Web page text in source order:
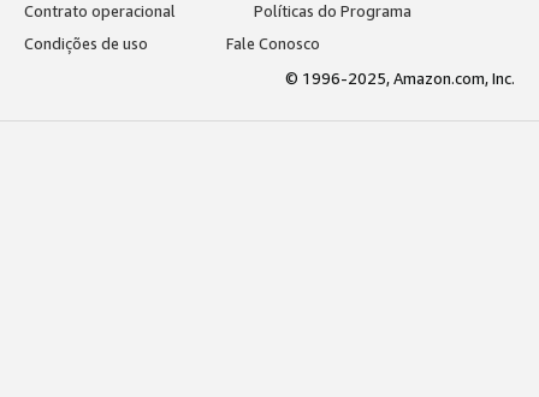
Contrato operacional
Políticas do Programa
Condições de uso
Fale Conosco
© 1996-2025, Amazon.com, Inc.